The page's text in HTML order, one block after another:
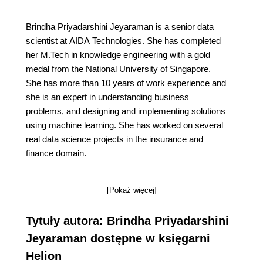
Brindha Priyadarshini Jeyaraman is a senior data
scientist at AIDA Technologies. She has completed
her M.Tech in knowledge engineering with a gold
medal from the National University of Singapore.
She has more than 10 years of work experience and
she is an expert in understanding business
problems, and designing and implementing solutions
using machine learning. She has worked on several
real data science projects in the insurance and
finance domain.
[Pokaż więcej]
Tytuły autora: Brindha Priyadarshini
Jeyaraman dostępne w księgarni
Helion